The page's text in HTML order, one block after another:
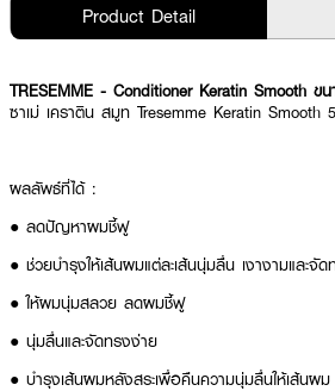
Product Detail
TRESEMME - Conditioner Keratin Smooth ข
ซาเม่ เคราติน สมูท Tresemme Keratin Smooth
ผลลัพธ์ที่ได้ :
● ลดปัญหาผมชี้ฟู
● ช่วยบำรุงให้เส้นผมแต่ละเส้นนุ่มลื่น เงางามและจั
●ให้ผมนุ่มสลวย ลดผมชี้ฟู
● นุ่มลื่นและจัดทรงง่าย
● บำรุงเส้นผมหลังสระเพื่อคืนความนุ่มลื่นให้เส้นผม